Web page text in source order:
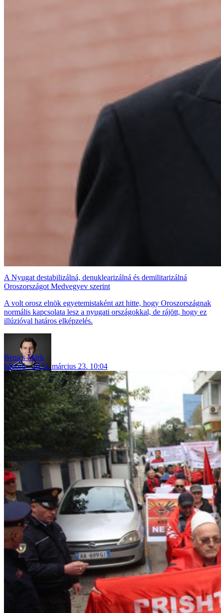
A Nyugat destabilizálná, denuklearizálná és demilitarizálná
Oroszországot Medvegyev szerint
A volt orosz elnök egyetemistaként azt hitte, hogy Oroszországnak
normális kapcsolata lesz a nyugati országokkal, de rájött, hogy ez
illúzióval határos elképzelés.
Benics Márk
háború
2023. március 23. 10:04